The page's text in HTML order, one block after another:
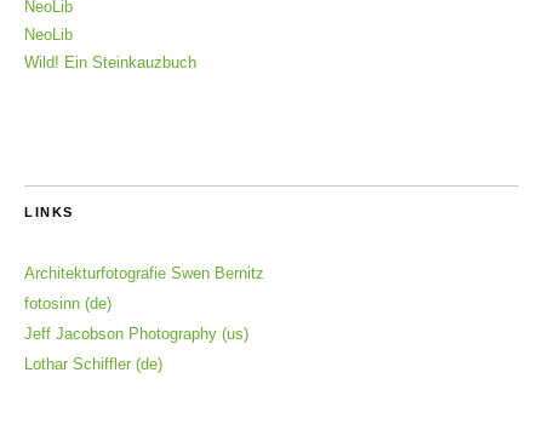
NeoLib
NeoLib
Wild! Ein Steinkauzbuch
LINKS
Architekturfotografie Swen Bernitz
fotosinn (de)
Jeff Jacobson Photography (us)
Lothar Schiffler (de)